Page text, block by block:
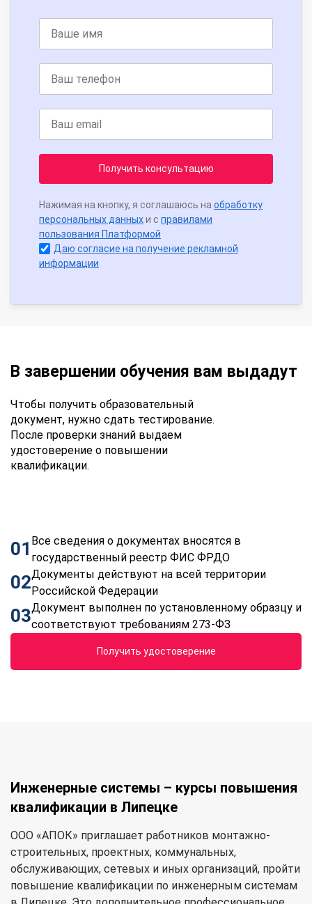
Получить консультацию
Нажимая на кнопку, я соглашаюсь на обработку
персональных данныхи с правилами
пользования Платформой
Даю согласие на получение рекламной
информации
В завершении обучения вам выдадут
Чтобы получить образовательный
документ, нужно сдать тестирование.
После проверки знаний выдаем
удостоверение о повышении
квалификации.
01 Все сведения о документах вносятся в
государственный реестр ФИС ФРДО
02Документы действуют на всей территории
Российской Федерации
03Документ выполнен по установленному образцу и
соответствуют требованиям 273-ФЗ
Получить удостоверение
Инженерные системы – курсы повышения
квалификации в Липецке
ООО «АПОК» приглашает работников монтажно-
строительных, проектных, коммунальных,
обслуживающих, сетевых и иных организаций, пройти
повышение квалификации по инженерным системам